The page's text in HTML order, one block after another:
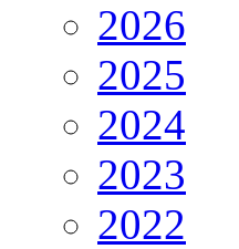
2026
2025
2024
2023
2022